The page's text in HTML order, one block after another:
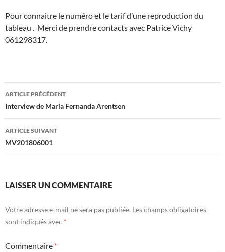
Pour connaitre le numéro et le tarif d’une reproduction du
tableau . Merci de prendre contacts avec Patrice Vichy
061298317.
Navigation
des
articles
ARTICLE PRÉCÉDENT
Interview de Maria Fernanda Arentsen
ARTICLE SUIVANT
MV201806001
LAISSER UN COMMENTAIRE
Votre adresse e-mail ne sera pas publiée. Les champs obligatoires
sont indiqués avec *
Commentaire *